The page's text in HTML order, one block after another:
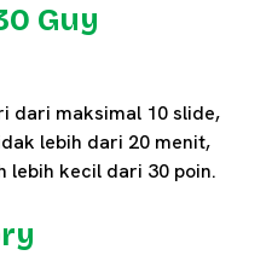
Guy
dari maksimal 10 slide,
lebih dari 20 menit,
lebih kecil dari 30 poin.